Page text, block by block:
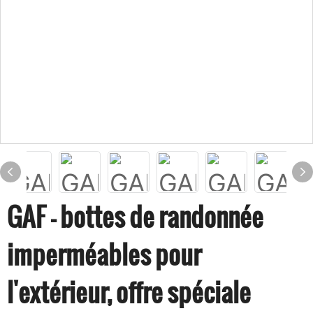
GAF – bottes de randonnée
imperméables pour
l'extérieur, offre spéciale